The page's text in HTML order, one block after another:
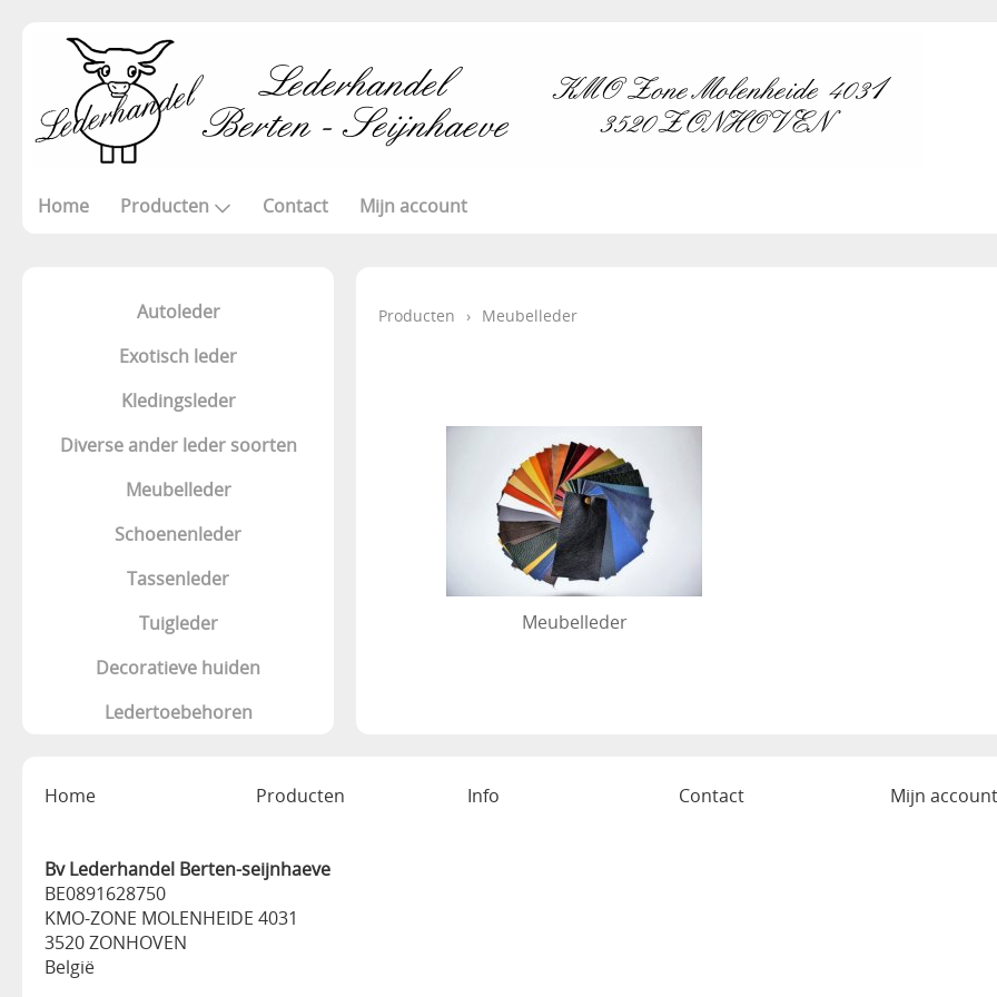
Home Producten Contact Mijn account
Autoleder
Exotisch leder
Kledingsleder
Diverse ander leder soorten
Meubelleder
Schoenenleder
Tassenleder
Tuigleder
Decoratieve huiden
Ledertoebehoren
Producten › Meubelleder
Meubelleder
Home Producten Info Contact Mijn account
Bv Lederhandel Berten-seijnhaeve
BE0891628750
KMO-ZONE MOLENHEIDE 4031
3520 ZONHOVEN
België